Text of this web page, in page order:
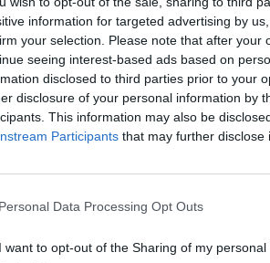
information for targeted advertising by
your selection. Please note that after your
seeing interest-based ads based on
disclosed to third parties prior to your
disclosure of your personal information by
This information may also be
Participants that may further disclose
Personal Data Processing Opt Outs
I want to opt-out of the Sharing of my personal
MARKS SPENCER